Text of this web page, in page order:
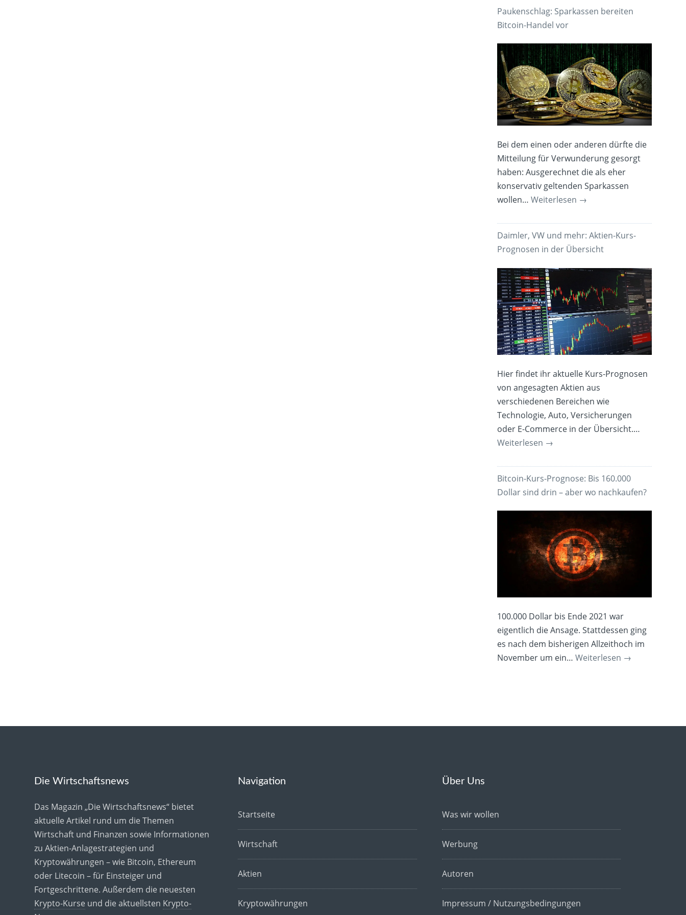
Paukenschlag: Sparkassen bereiten
Bitcoin-Handel vor
Bei dem einen oder anderen dürfte die
Mitteilung für Verwunderung gesorgt
haben: Ausgerechnet die als eher
konservativ geltenden Sparkassen
wollen…Weiterlesen →
Daimler, VW und mehr: Aktien-Kurs-
Prognosen in der Übersicht
Hier findet ihr aktuelle Kurs-Prognosen
von angesagten Aktien aus
verschiedenen Bereichen wie
Technologie, Auto, Versicherungen
oder E-Commerce in der Übersicht.…
Weiterlesen →
Bitcoin-Kurs-Prognose: Bis 160.000
Dollar sind drin – aber wo nachkaufen?
100.000 Dollar bis Ende 2021 war
eigentlich die Ansage. Stattdessen ging
es nach dem bisherigen Allzeithoch im
November um ein…Weiterlesen →
Die Wirtschaftsnews
Das Magazin „Die Wirtschaftsnews“ bietet
aktuelle Artikel rund um die Themen
Wirtschaft und Finanzen sowie Informationen
zu Aktien-Anlagestrategien und
Kryptowährungen – wie Bitcoin, Ethereum
oder Litecoin – für Einsteiger und
Fortgeschrittene. Außerdem die neuesten
Krypto-Kurse und die aktuellsten Krypto-
Navigation
Startseite
Wirtschaft
Aktien
Kryptowährungen
Über Uns
Was wir wollen
Werbung
Autoren
Impressum / Nutzungsbedingungen